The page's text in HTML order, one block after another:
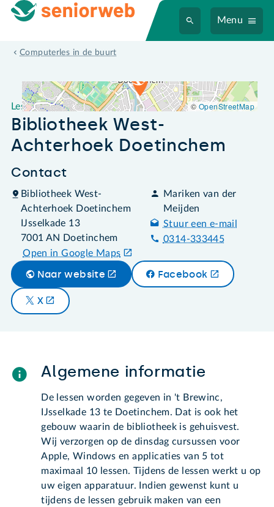
Menu
Computerles in de buurt
Leslocatie Bibliotheek West-Achterhoek Doetinchem
Leslocatie
Bibliotheek West-
Achterhoek Doetinchem
Contact
Bibliotheek West-
Achterhoek Doetinchem
IJsselkade 13
7001 AN Doetinchem
Open in Google Maps
Mariken van der
Meijden
Stuur een e-mail
0314-333445
Naar website Facebook
X
©OpenStreetMap
Algemene informatie
De lessen worden gegeven in 't Brewinc,
IJsselkade 13 te Doetinchem. Dat is ook het
gebouw waarin de bibliotheek is gehuisvest.
Wij verzorgen op de dinsdag cursussen voor
Apple, Windows en applicaties van 5 tot
maximaal 10 lessen. Tijdens de lessen werkt u op
uw eigen apparatuur. Indien gewenst kunt u
tijdens de lessen gebruik maken van een